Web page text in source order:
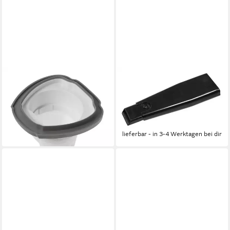
Ersatzfilter Severin 7031048
Filter für HV7144 HV7963
Akkustaubsauger
19,98 €
lieferbar - in 3-4 Werktagen bei dir
Bürste Severin 9812048
Fugendüse für HV7146
HV7173 Akkustaubsauger
15,98 €
lieferbar - in 3-4 Werktagen bei dir